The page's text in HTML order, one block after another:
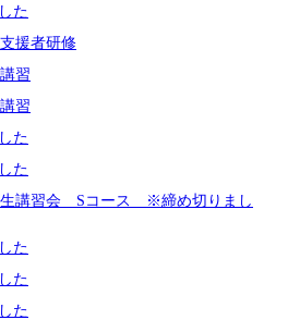
た
援者研修
習
習
た
た
生講習会 Sコース ※締め切りまし
た
た
た